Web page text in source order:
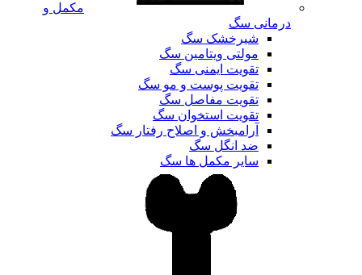
مکمل و
درمانی سگ
شیرخشک سگ
مولتی ویتامین سگ
تقویت ایمنی سگ
تقویت پوست و مو سگ
تقویت مفاصل سگ
تقویت استخوان سگ
آرامبخش و اصلاح رفتار سگ
ضد انگل سگ
سایر مکمل ها سگ